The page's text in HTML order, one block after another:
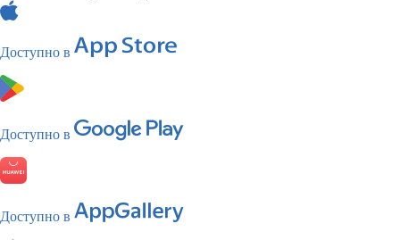
Доступно в
Доступно в
Доступно в